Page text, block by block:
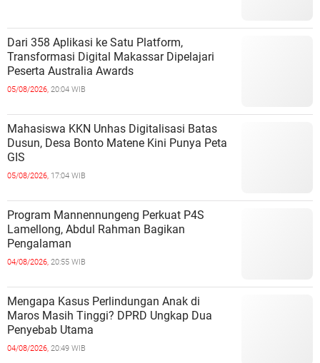
Dari 358 Aplikasi ke Satu Platform,
Transformasi Digital Makassar Dipelajari
Peserta Australia Awards
05/08/2026, 20:04 WIB
Mahasiswa KKN Unhas Digitalisasi Batas
Dusun, Desa Bonto Matene Kini Punya Peta
GIS
05/08/2026, 17:04 WIB
Program Mannennungeng Perkuat P4S
Lamellong, Abdul Rahman Bagikan
Pengalaman
04/08/2026, 20:55 WIB
Mengapa Kasus Perlindungan Anak di
Maros Masih Tinggi? DPRD Ungkap Dua
Penyebab Utama
04/08/2026, 20:49 WIB